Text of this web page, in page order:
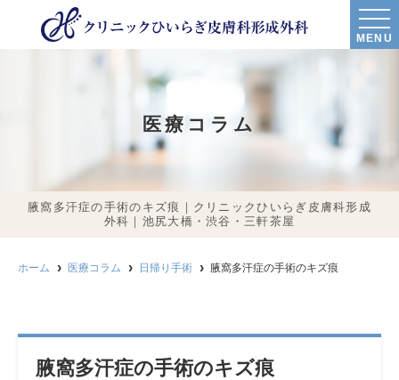
MENU
医療コラム
腋窩多汗症の手術のキズ痕｜クリニックひいらぎ皮膚科形成
外科｜池尻大橋・渋谷・三軒茶屋
ホーム 医療コラム 日帰り手術 腋窩多汗症の手術のキズ痕
腋窩多汗症の手術のキズ痕